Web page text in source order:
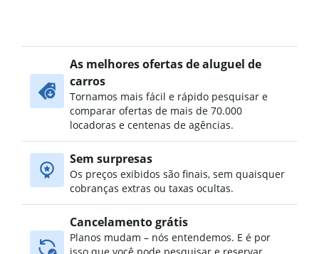
As melhores ofertas de aluguel de
carros
Tornamos mais fácil e rápido pesquisar e
comparar ofertas de mais de 70.000
locadoras e centenas de agências.
Sem surpresas
Os preços exibidos são finais, sem quaisquer
cobranças extras ou taxas ocultas.
Cancelamento grátis
Planos mudam – nós entendemos. E é por